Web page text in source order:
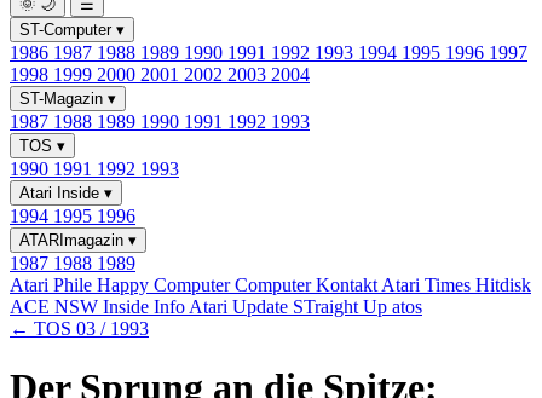
🌞 🌙
☰
ST-Computer ▾
1986 1987 1988 1989 1990 1991 1992 1993 1994 1995 1996 1997
1998 1999 2000 2001 2002 2003 2004
ST-Magazin ▾
1987 1988 1989 1990 1991 1992 1993
TOS ▾
1990 1991 1992 1993
Atari Inside ▾
1994 1995 1996
ATARImagazin ▾
1987 1988 1989
Atari Phile Happy ComputerComputer Kontakt Atari Times Hitdisk
ACE NSW Inside Info Atari Update STraight Up atos
← TOS 03 / 1993
Der Sprung an die Spitze: